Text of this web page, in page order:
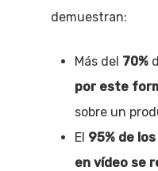
demuestran:
Más del 70%
por este
sobre un
El 95% de
en vídeo se